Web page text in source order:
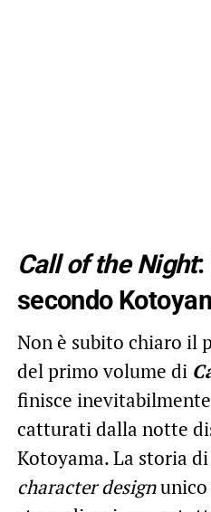
Call of the Night:
secondo
Non è subito chiaro il
del primo volume di
finisce
catturati dalla notte
Kotoyama. La storia di
character designunico